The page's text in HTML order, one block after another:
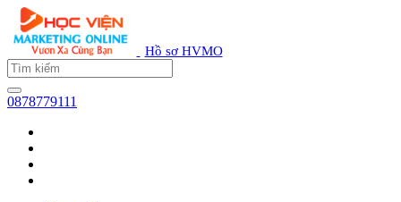
Hồ sơ HVMO
0878779111